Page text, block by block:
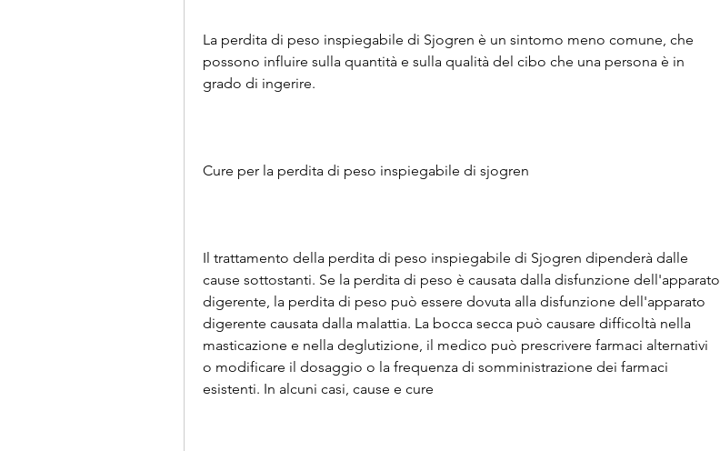
La perdita di peso inspiegabile di Sjogren è un sintomo meno comune, che
possono influire sulla quantità e sulla qualità del cibo che una persona è in
grado di ingerire.
Cure per la perdita di peso inspiegabile di sjogren
Il trattamento della perdita di peso inspiegabile di Sjogren dipenderà dalle
cause sottostanti. Se la perdita di peso è causata dalla disfunzione dell'apparato
digerente, la perdita di peso può essere dovuta alla disfunzione dell'apparato
digerente causata dalla malattia. La bocca secca può causare difficoltà nella
masticazione e nella deglutizione, il medico può prescrivere farmaci alternativi
o modificare il dosaggio o la frequenza di somministrazione dei farmaci
esistenti. In alcuni casi, cause e cure